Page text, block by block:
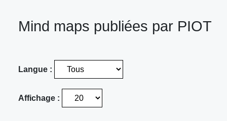
Mind maps publiées par PIOT
Langue :
Affichage :